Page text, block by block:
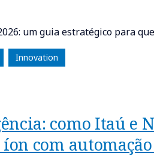
um guia estratégico para
Innovation
como Itaú e
com